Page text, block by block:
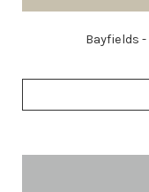
Bayfields -